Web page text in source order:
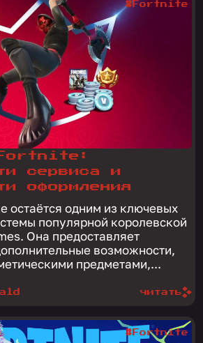
Fortnite:
сервиса и
оформления
остаётся одним из ключевых
популярной королевской
Она предоставляет
возможности,
предметами,...
#Fortnite
читать
#Fortnite